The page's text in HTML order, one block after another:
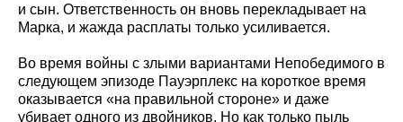
и сын. Ответственность он вновь перекладывает на
Марка, и жажда расплаты только усиливается.
Во время войны с злыми вариантами Непобедимого в
следующем эпизоде Пауэрплекс на короткое время
оказывается «на правильной стороне» и даже
убивает одного из двойников. Но как только пыль